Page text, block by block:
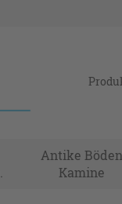
Antike Böden
Kamine